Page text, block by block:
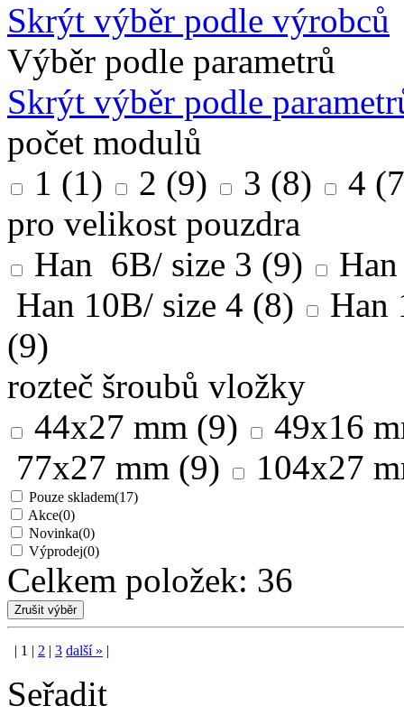
Skrýt výběr podle výrobců
Výběr podle parametrů
Skrýt výběr podle
počet modulů
1 (1) 2 (9) 3 (8) 4
pro velikost pouzdra
Han 6B/ size 3 (9)
Han 10B/ size 4 (8)
Han
(9)
rozteč šroubů vložky
44x27 mm (9)
49x16
77x27 mm (9) 104x27
Pouze skladem(17)
Akce(0)
Novinka(0)
Výprodej(0)
Celkem položek: 36
1 2 3 další »
Seřadit